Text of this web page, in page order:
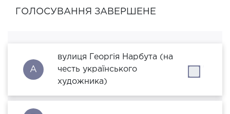
ГОЛОСУВАННЯ ЗАВЕРШЕНЕ
A
вулиця Георгія Нарбута (на
честь українського
художника)